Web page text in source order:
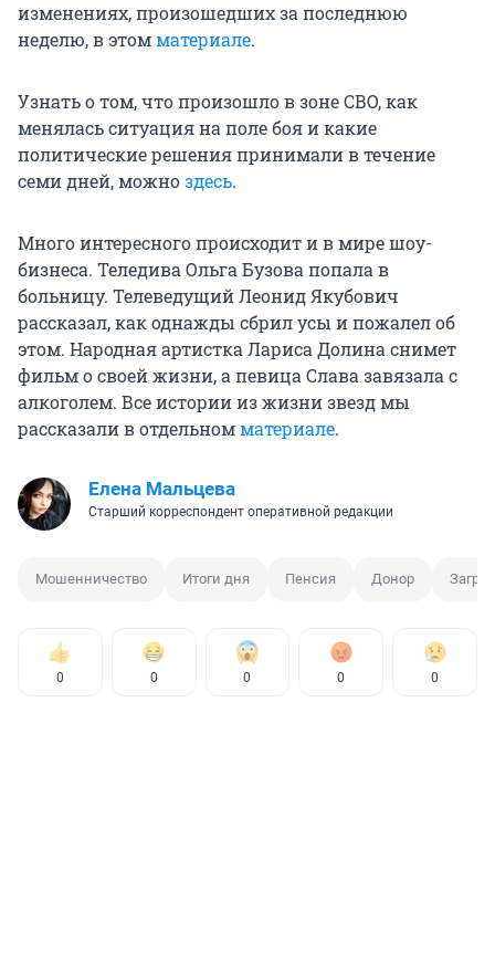
изменениях, произошедших за последнюю
неделю, в этомматериале.
Узнать о том, что произошло в зоне СВО, как
менялась ситуация на поле боя и какие
политические решения принимали в течение
семи дней, можноздесь.
Много интересного происходит и в мире шоу-
бизнеса. Теледива Ольга Бузова попала в
больницу. Телеведущий Леонид Якубович
рассказал, как однажды сбрил усы и пожалел об
этом. Народная артистка Лариса Долина снимет
фильм о своей жизни, а певица Слава завязала с
алкоголем. Все истории из жизни звезд мы
рассказали в отдельномматериале.
Елена Мальцева
Старший корреспондент оперативной редакции
Мошенничество Итоги дня Пенсия Донор
0 0 0 0 0